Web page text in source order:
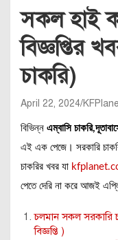
সকল হাই
বিজ্ঞপ্তির
চাকরি)
April 22, 2024
বিভিন্ন এম্বাসি চাকরি,
এই এক পেজে। সরকারি
চাকরির খবর যা
পেতে দেরি না করে আজই
চলমান সকল
বিজ্ঞপ্তি )